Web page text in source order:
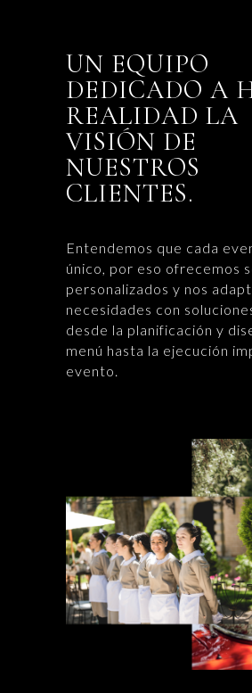
UN EQUIPO
DEDICADO A
REALIDAD LA
VISIÓN DE
NUESTROS
CLIENTES.
Entendemos que cada
único, por eso ofrecemos
personalizados y nos
necesidades con
desde la planificación y
menú hasta la ejecución
evento.